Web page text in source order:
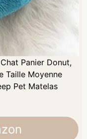
Panier Donut,
Taille Moyenne
Pet Matelas